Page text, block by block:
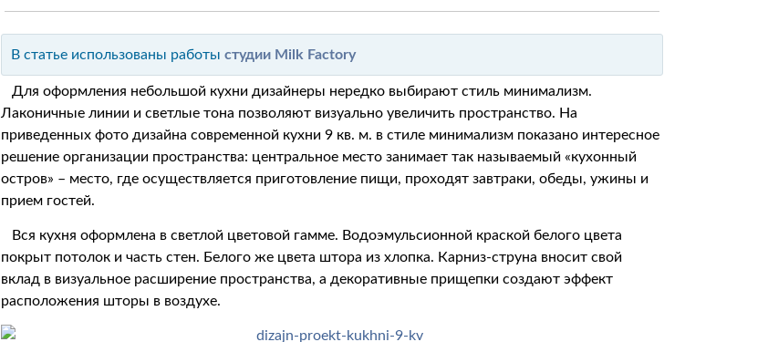
В статье использованы работы студии Milk Factory
Для оформления небольшой кухни дизайнеры нередко выбирают стиль минимализм.
Лаконичные линии и светлые тона позволяют визуально увеличить пространство. На
приведенных фото дизайна современной кухни 9 кв. м. в стиле минимализм показано интересное
решение организации пространства: центральное место занимает так называемый «кухонный
остров» – место, где осуществляется приготовление пищи, проходят завтраки, обеды, ужины и
прием гостей.
Вся кухня оформлена в светлой цветовой гамме. Водоэмульсионной краской белого цвета
покрыт потолок и часть стен. Белого же цвета штора из хлопка. Карниз-струна вносит свой
вклад в визуальное расширение пространства, а декоративные прищепки создают эффект
расположения шторы в воздухе.